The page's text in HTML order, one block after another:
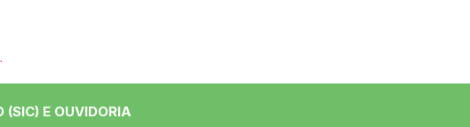
(SIC) E OUVIDORIA